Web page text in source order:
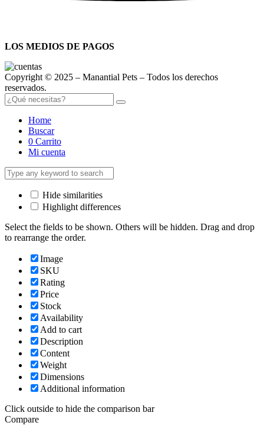
LOS MEDIOS DE PAGOS
Copyright © 2025 – Manantial Pets – Todos los derechos
reservados.
Home
Buscar
0 Carrito
Mi cuenta
Hide similarities
Highlight differences
Select the fields to be shown. Others will be hidden. Drag and drop
to rearrange the order.
Image
SKU
Rating
Price
Stock
Availability
Add to cart
Description
Content
Weight
Dimensions
Additional information
Click outside to hide the comparison bar
Compare